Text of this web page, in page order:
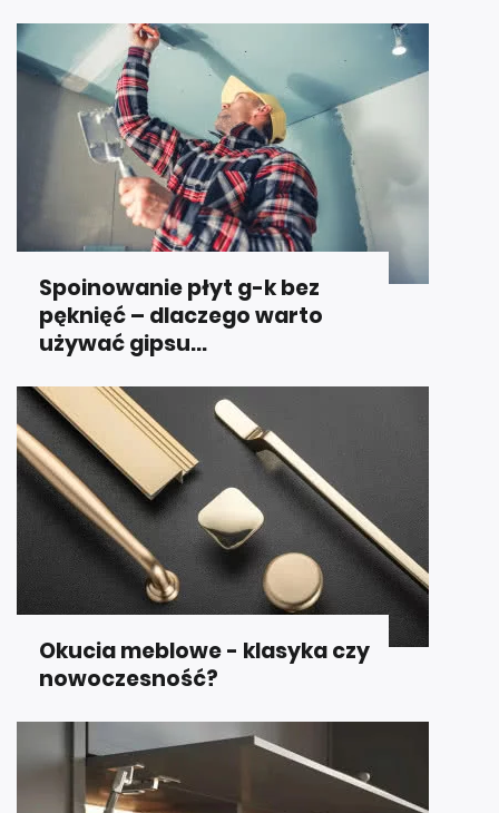
Spoinowanie płyt g-k bez
pęknięć – dlaczego warto
używać gipsu...
Okucia meblowe - klasyka czy
nowoczesność?